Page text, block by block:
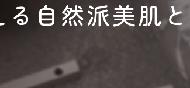
子ども
自然派美肌